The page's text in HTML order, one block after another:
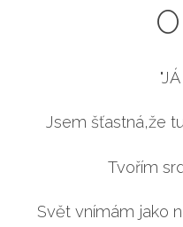
Jsem šťastná,že
Tvořím
Svět vnímám jako